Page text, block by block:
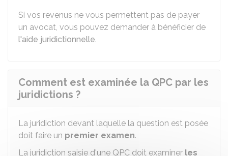
Si vos revenus ne vous permettent pas de payer
un avocat, vous pouvez demander à bénéficier de
l'aide juridictionnelle.
Comment est examinée la QPC par les
juridictions ?
La juridiction devant laquelle la question est posée
doit faire un premier examen.
La juridiction saisie d'une QPC doit examiner les